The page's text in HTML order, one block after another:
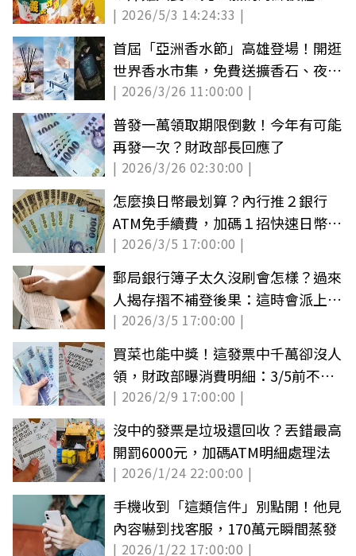
元（中獎公布）
| 2026/5/3 14:24:33 |
首屆「亞洲香水節」高雄登場！開逛
世界香水市集，免費送擴香石、夜市
券
| 2026/3/26 11:00:00 |
普發一萬領取期限倒數！今年有可能
再發一次？財政部長回應了
| 2026/3/26 02:30:00 |
怎麼換日幣最划算？內行推２銀行
ATM免手續費，加碼１招快速日幣換
算台幣
| 2026/3/5 17:00:00 |
郵局銀行簿子太久沒刷會怎樣？過來
人揭存摺不補登後果：這時會派上用
場
| 2026/3/5 17:00:00 |
買菜也能中獎！這發票中千萬卻沒人
領，財政部曝消費明細：3/5前不領
就沒了
| 2026/2/9 17:00:00 |
沒中的發票是垃圾還回收？丟錯最高
開罰6000元，加碼ATM明細處理法
| 2026/1/24 22:00:00 |
手機收到「這類信件」別點開！他見
內容嚇到找客服，170萬元瞬間蒸發
| 2026/1/22 17:00:00 |